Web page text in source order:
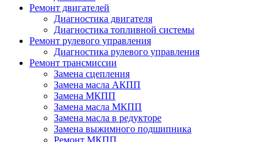
Ремонт двигателей
Диагностика двигателя
Диагностика топливной системы
Ремонт рулевого управления
Диагностика рулевого управления
Ремонт трансмиссии
Замена сцепления
Замена масла АКПП
Замена МКПП
Замена масла МКПП
Замена масла в редукторе
Замена выжимного подшипника
Ремонт МКПП